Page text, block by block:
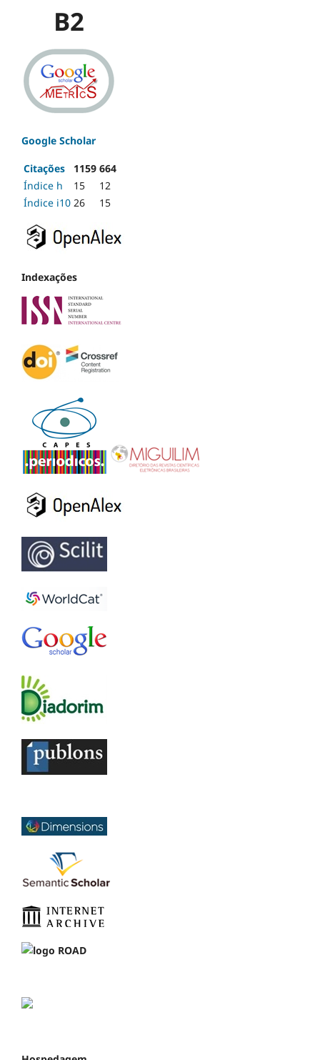
B2
Google Scholar
Citações 1159 664
Índice h
15
12
Índice i10 26 15
Indexações